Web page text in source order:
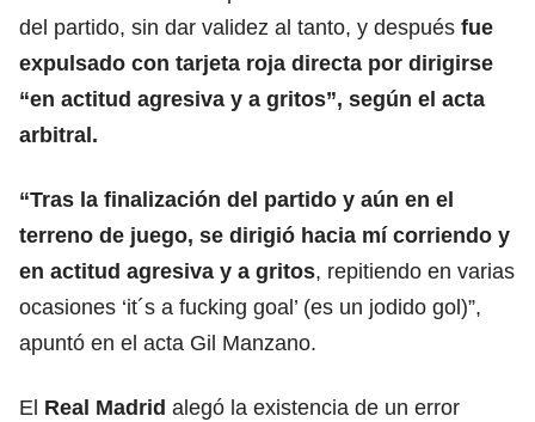
del partido, sin dar validez al tanto, y después fue
expulsado con tarjeta roja directa por dirigirse
“en actitud agresiva y a gritos”, según el acta
arbitral.
“Tras la finalización del partido y aún en el
terreno de juego, se dirigió hacia mí corriendo y
en actitud agresiva y a gritos, repitiendo en varias
ocasiones ‘it´s a fucking goal’ (es un jodido gol)”,
apuntó en el acta Gil Manzano.
El Real Madrid alegó la existencia de un error